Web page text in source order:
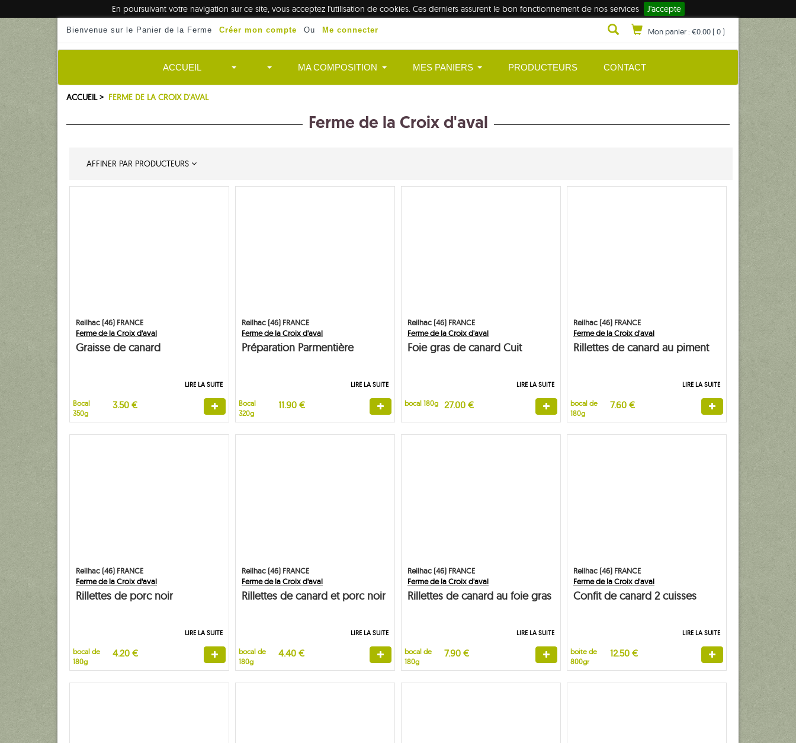
En poursuivant votre navigation sur ce site, vous acceptez l'utilisation de cookies. Ces derniers assurent le bon fonctionnement de nos services J'accepte
Bienvenue sur le Panier de la Ferme Créer mon compte Ou Me connecter Mon panier : €0.00( 0 )
ACCUEIL MA COMPOSITION MES PANIERS PRODUCTEURS CONTACT
ACCUEIL > FERME DE LA CROIX D'AVAL
Ferme de la Croix d'aval
AFFINER PAR PRODUCTEURS
Reilhac (46) FRANCE
Ferme de la Croix d'aval
Graisse de canard
LIRE LA SUITE
Bocal
350g
3.50 €
Reilhac (46) FRANCE
Ferme de la Croix d'aval
Préparation Parmentière
LIRE LA SUITE
Bocal
320g
11.90 €
Reilhac (46) FRANCE
Ferme de la Croix d'aval
Foie gras de canard Cuit
LIRE LA SUITE
bocal 180g 27.00 €
Reilhac (46) FRANCE
Ferme de la Croix d'aval
Rillettes de canard au piment
LIRE LA SUITE
bocal de
180g
7.60 €
Reilhac (46) FRANCE
Ferme de la Croix d'aval
Rillettes de porc noir
LIRE LA SUITE
bocal de
180g
4.20 €
Reilhac (46) FRANCE
Ferme de la Croix d'aval
Rillettes de canard et porc noir
LIRE LA SUITE
bocal de
180g
4.40 €
Reilhac (46) FRANCE
Ferme de la Croix d'aval
Rillettes de canard au foie gras
LIRE LA SUITE
bocal de
180g
7.90 €
Reilhac (46) FRANCE
Ferme de la Croix d'aval
Confit de canard 2 cuisses
LIRE LA SUITE
boite de
800gr
12.50 €